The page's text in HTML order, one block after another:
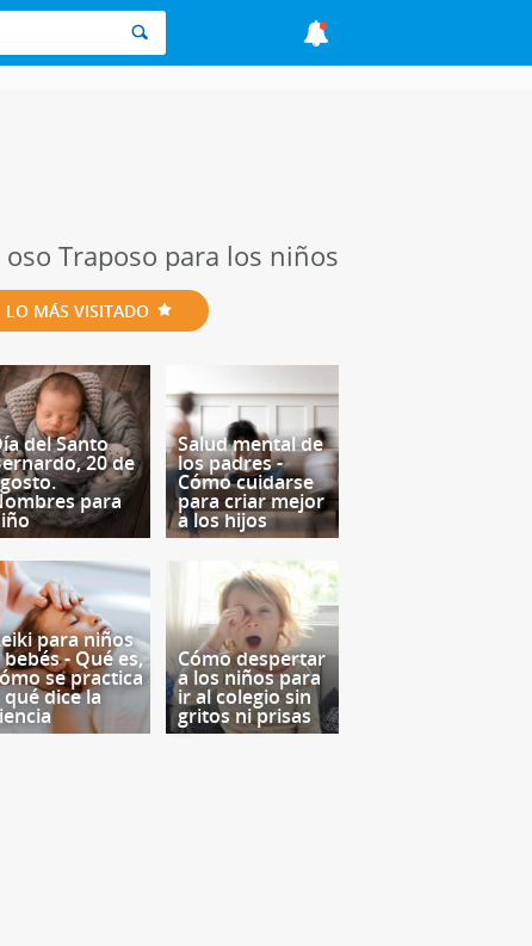
Traposo para los niños
LO MÁS VISITADO
del Santo
20 de
para
Salud mental de
los padres -
Cómo cuidarse
para criar mejor
a los hijos
para niños
- Qué es,
se practica
qué dice la
Cómo despertar
a los niños para
ir al colegio sin
gritos ni prisas